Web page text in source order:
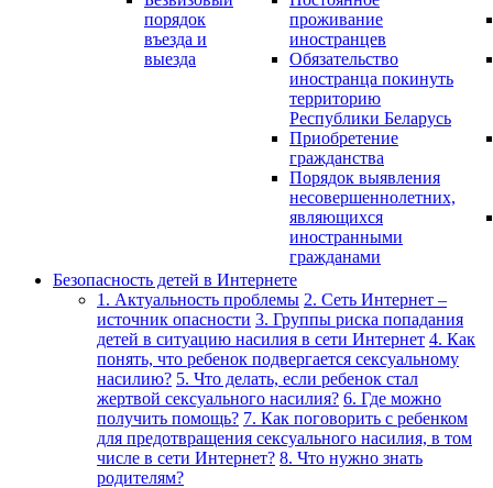
порядок
въезда и
выезда
проживание
иностранцев
Обязательство
иностранца покинуть
территорию
Республики Беларусь
Приобретение
гражданства
Порядок выявления
несовершеннолетних,
являющихся
иностранными
гражданами
Безопасность детей в Интернете
1. Актуальность проблемы 2. Сеть Интернет –
источник опасности 3. Группы риска попадания
детей в ситуацию насилия в сети Интернет 4. Как
понять, что ребенок подвергается сексуальному
насилию? 5. Что делать, если ребенок стал
жертвой сексуального насилия? 6. Где можно
получить помощь? 7. Как поговорить с ребенком
для предотвращения сексуального насилия, в том
числе в сети Интернет? 8. Что нужно знать
родителям?